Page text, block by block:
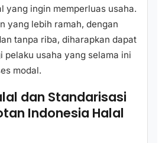
yang ingin memperluas usaha.
yang lebih ramah, dengan
tanpa riba, diharapkan dapat
pelaku usaha yang selama ini
modal.
dan Standarisasi
Indonesia Halal